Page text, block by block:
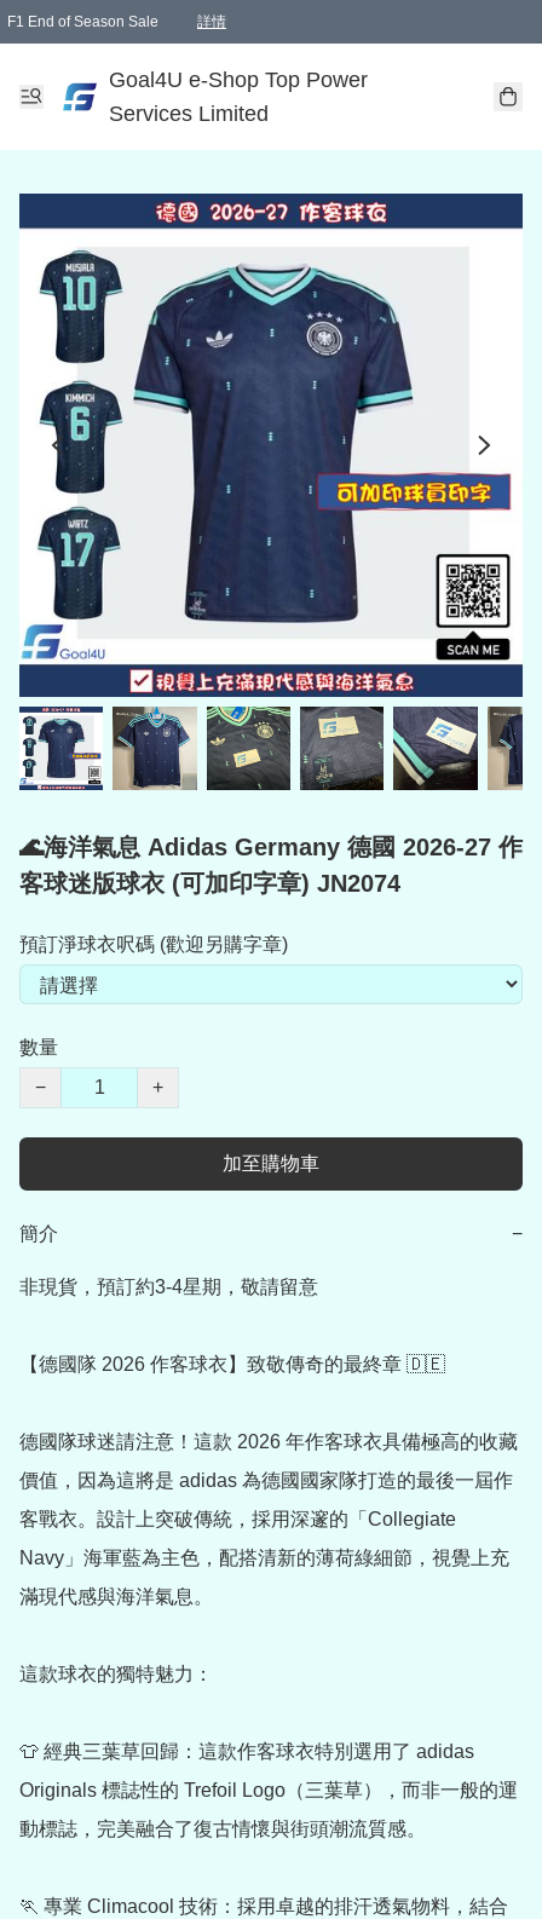
F1 End of Season Sale 詳情
Goal4U e-Shop Top Power
Services Limited
🌊海洋氣息 Adidas Germany 德國 2026-27 作
客球迷版球衣 (可加印字章) JN2074
預訂淨球衣呎碼 (歡迎另購字章)
數量
−
+
加至購物車
簡介 −
非現貨，預訂約3-4星期，敬請留意
【德國隊 2026 作客球衣】致敬傳奇的最終章 🇩🇪
德國隊球迷請注意！這款 2026 年作客球衣具備極高的收藏
價值，因為這將是 adidas 為德國國家隊打造的最後一屆作
客戰衣。設計上突破傳統，採用深邃的「Collegiate
Navy」海軍藍為主色，配搭清新的薄荷綠細節，視覺上充
滿現代感與海洋氣息。
這款球衣的獨特魅力：
👕 經典三葉草回歸：這款作客球衣特別選用了 adidas
Originals 標誌性的 Trefoil Logo（三葉草），而非一般的運
動標誌，完美融合了復古情懷與街頭潮流質感。
🏃 專業 Climacool 技術：採用卓越的排汗透氣物料，結合